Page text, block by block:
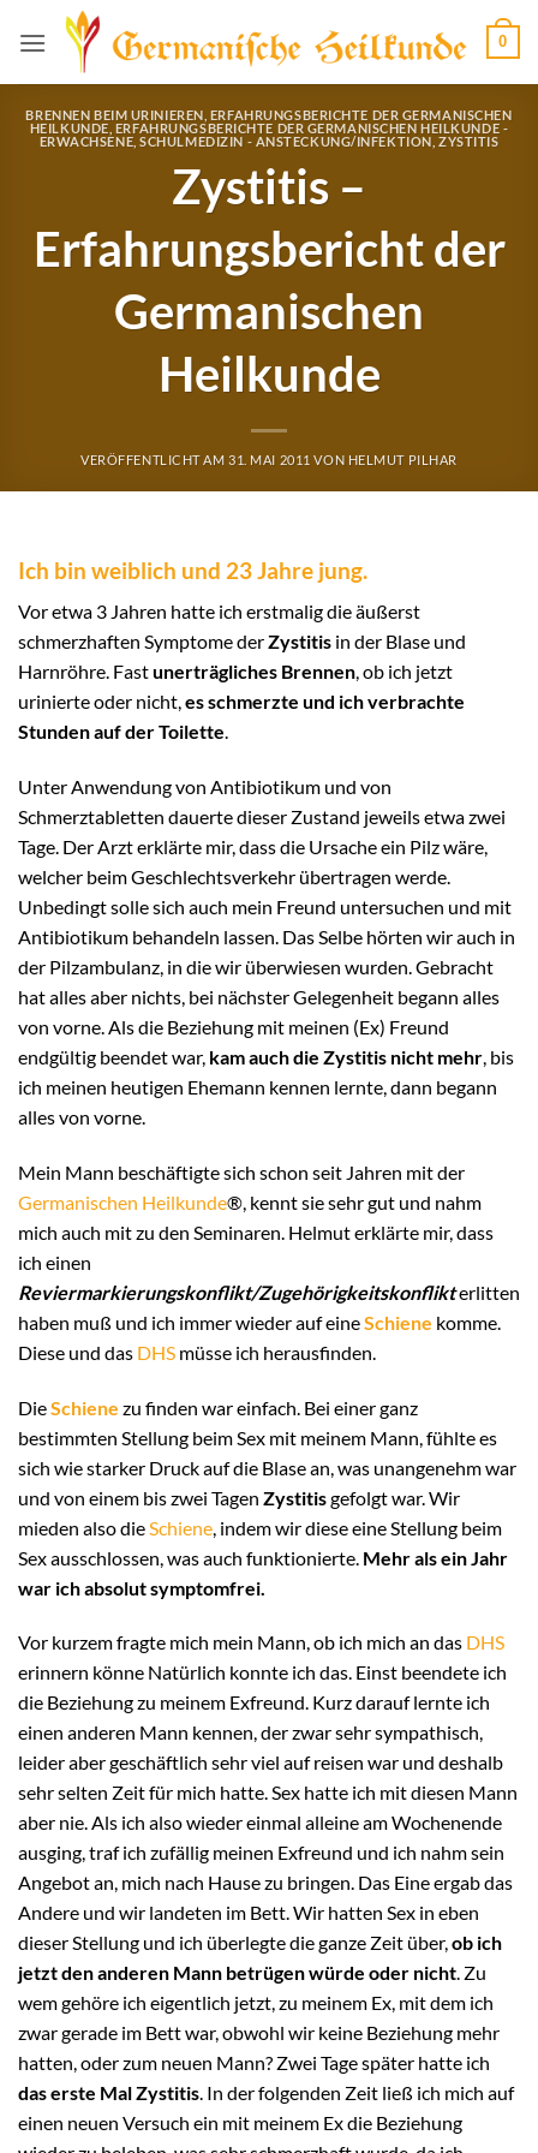
Inhalt
0
BRENNEN BEIM URINIEREN ERFAHRUNGSBERICHTE DER GERMANISCHEN
HEILKUNDE ERFAHRUNGSBERICHTE DER GERMANISCHEN HEILKUNDE -
ERWACHSENE ,SCHULMEDIZIN - ANSTECKUNG/INFEKTION ZYSTITIS
Zystitis –
Erfahrungsbericht der
Germanischen
Heilkunde
VERÖFFENTLICHT AM 31. MAI 2011 VON HELMUT PILHAR
Ich bin weiblich und 23 Jahre jung.
Vor etwa 3 Jahren hatte ich erstmalig die äußerst
schmerzhaften Symptome derZystitis in der Blase und
Harnröhre. Fastunerträgliches Brennen, ob ich jetzt
urinierte oder nicht,es schmerzte und ich verbrachte
Stunden auf der Toilette.
Unter Anwendung von Antibiotikum und von
Schmerztabletten dauerte dieser Zustand jeweils etwa zwei
Tage. Der Arzt erklärte mir, dass die Ursache ein Pilz wäre,
welcher beim Geschlechtsverkehr übertragen werde.
Unbedingt solle sich auch mein Freund untersuchen und mit
Antibiotikum behandeln lassen. Das Selbe hörten wir auch in
der Pilzambulanz, in die wir überwiesen wurden. Gebracht
hat alles aber nichts, bei nächster Gelegenheit begann alles
von vorne. Als die Beziehung mit meinen (Ex) Freund
endgültig beendet war, kam auch die Zystitis nicht mehr, bis
ich meinen heutigen Ehemann kennen lernte, dann begann
alles von vorne.
Mein Mann beschäftigte sich schon seit Jahren mit der
Germanischen Heilkunde®, kennt sie sehr gut und nahm
mich auch mit zu den Seminaren. Helmut erklärte mir, dass
ich einen
Reviermarkierungskonflikt/Zugehörigkeitskonflikterlitten
haben muß und ich immer wieder auf eineSchiene komme.
Diese und das DHS müsse ich herausfinden.
DieSchiene zu finden war einfach. Bei einer ganz
bestimmten Stellung beim Sex mit meinem Mann, fühlte es
sich wie starker Druck auf die Blase an, was unangenehm war
und von einem bis zwei Tagen Zystitisgefolgt war. Wir
mieden also die Schiene , indem wir diese eine Stellung beim
Sex ausschlossen, was auch funktionierte. Mehr als ein Jahr
war ich absolut symptomfrei.
Vor kurzem fragte mich mein Mann, ob ich mich an das DHS
erinnern könne Natürlich konnte ich das. Einst beendete ich
die Beziehung zu meinem Exfreund. Kurz darauf lernte ich
einen anderen Mann kennen, der zwar sehr sympathisch,
leider aber geschäftlich sehr viel auf reisen war und deshalb
sehr selten Zeit für mich hatte. Sex hatte ich mit diesen Mann
aber nie. Als ich also wieder einmal alleine am Wochenende
ausging, traf ich zufällig meinen Exfreund und ich nahm sein
Angebot an, mich nach Hause zu bringen. Das Eine ergab das
Andere und wir landeten im Bett. Wir hatten Sex in eben
dieser Stellung und ich überlegte die ganze Zeit über,ob ich
jetzt den anderen Mann betrügen würde oder nicht. Zu
wem gehöre ich eigentlich jetzt, zu meinem Ex, mit dem ich
zwar gerade im Bett war, obwohl wir keine Beziehung mehr
hatten, oder zum neuen Mann? Zwei Tage später hatte ich
das erste Mal Zystitis. In der folgenden Zeit ließ ich mich auf
einen neuen Versuch ein mit meinem Ex die Beziehung